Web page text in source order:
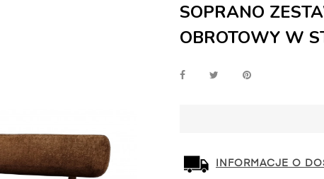
SOPRANO
OBROTOWY W
INFORMACJE O